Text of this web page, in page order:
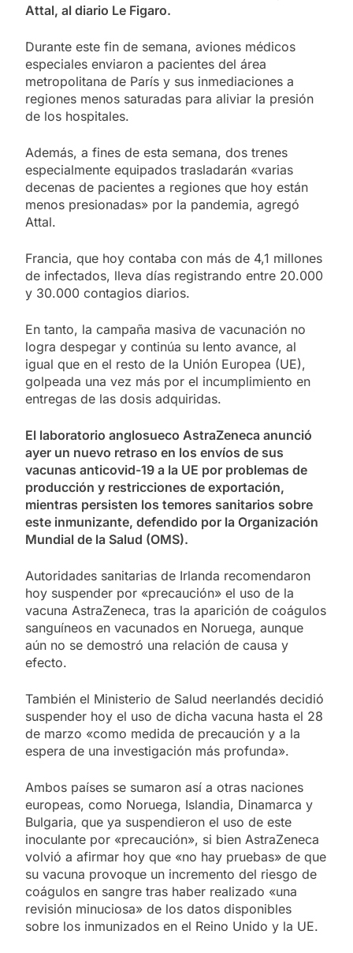
Attal, al diario Le Figaro.
Durante este fin de semana, aviones médicos
especiales enviaron a pacientes del área
metropolitana de París y sus inmediaciones a
regiones menos saturadas para aliviar la presión
de los hospitales.
Además, a fines de esta semana, dos trenes
especialmente equipados trasladarán «varias
decenas de pacientes a regiones que hoy están
menos presionadas» por la pandemia, agregó
Attal.
Francia, que hoy contaba con más de 4,1 millones
de infectados, lleva días registrando entre 20.000
y 30.000 contagios diarios.
En tanto, la campaña masiva de vacunación no
logra despegar y continúa su lento avance, al
igual que en el resto de la Unión Europea (UE),
golpeada una vez más por el incumplimiento en
entregas de las dosis adquiridas.
El laboratorio anglosueco AstraZeneca anunció
ayer un nuevo retraso en los envíos de sus
vacunas anticovid-19 a la UE por problemas de
producción y restricciones de exportación,
mientras persisten los temores sanitarios sobre
este inmunizante, defendido por la Organización
Mundial de la Salud (OMS).
Autoridades sanitarias de Irlanda recomendaron
hoy suspender por «precaución» el uso de la
vacuna AstraZeneca, tras la aparición de coágulos
sanguíneos en vacunados en Noruega, aunque
aún no se demostró una relación de causa y
efecto.
También el Ministerio de Salud neerlandés decidió
suspender hoy el uso de dicha vacuna hasta el 28
de marzo «como medida de precaución y a la
espera de una investigación más profunda».
Ambos países se sumaron así a otras naciones
europeas, como Noruega, Islandia, Dinamarca y
Bulgaria, que ya suspendieron el uso de este
inoculante por «precaución», si bien AstraZeneca
volvió a afirmar hoy que «no hay pruebas» de que
su vacuna provoque un incremento del riesgo de
coágulos en sangre tras haber realizado «una
revisión minuciosa» de los datos disponibles
sobre los inmunizados en el Reino Unido y la UE.